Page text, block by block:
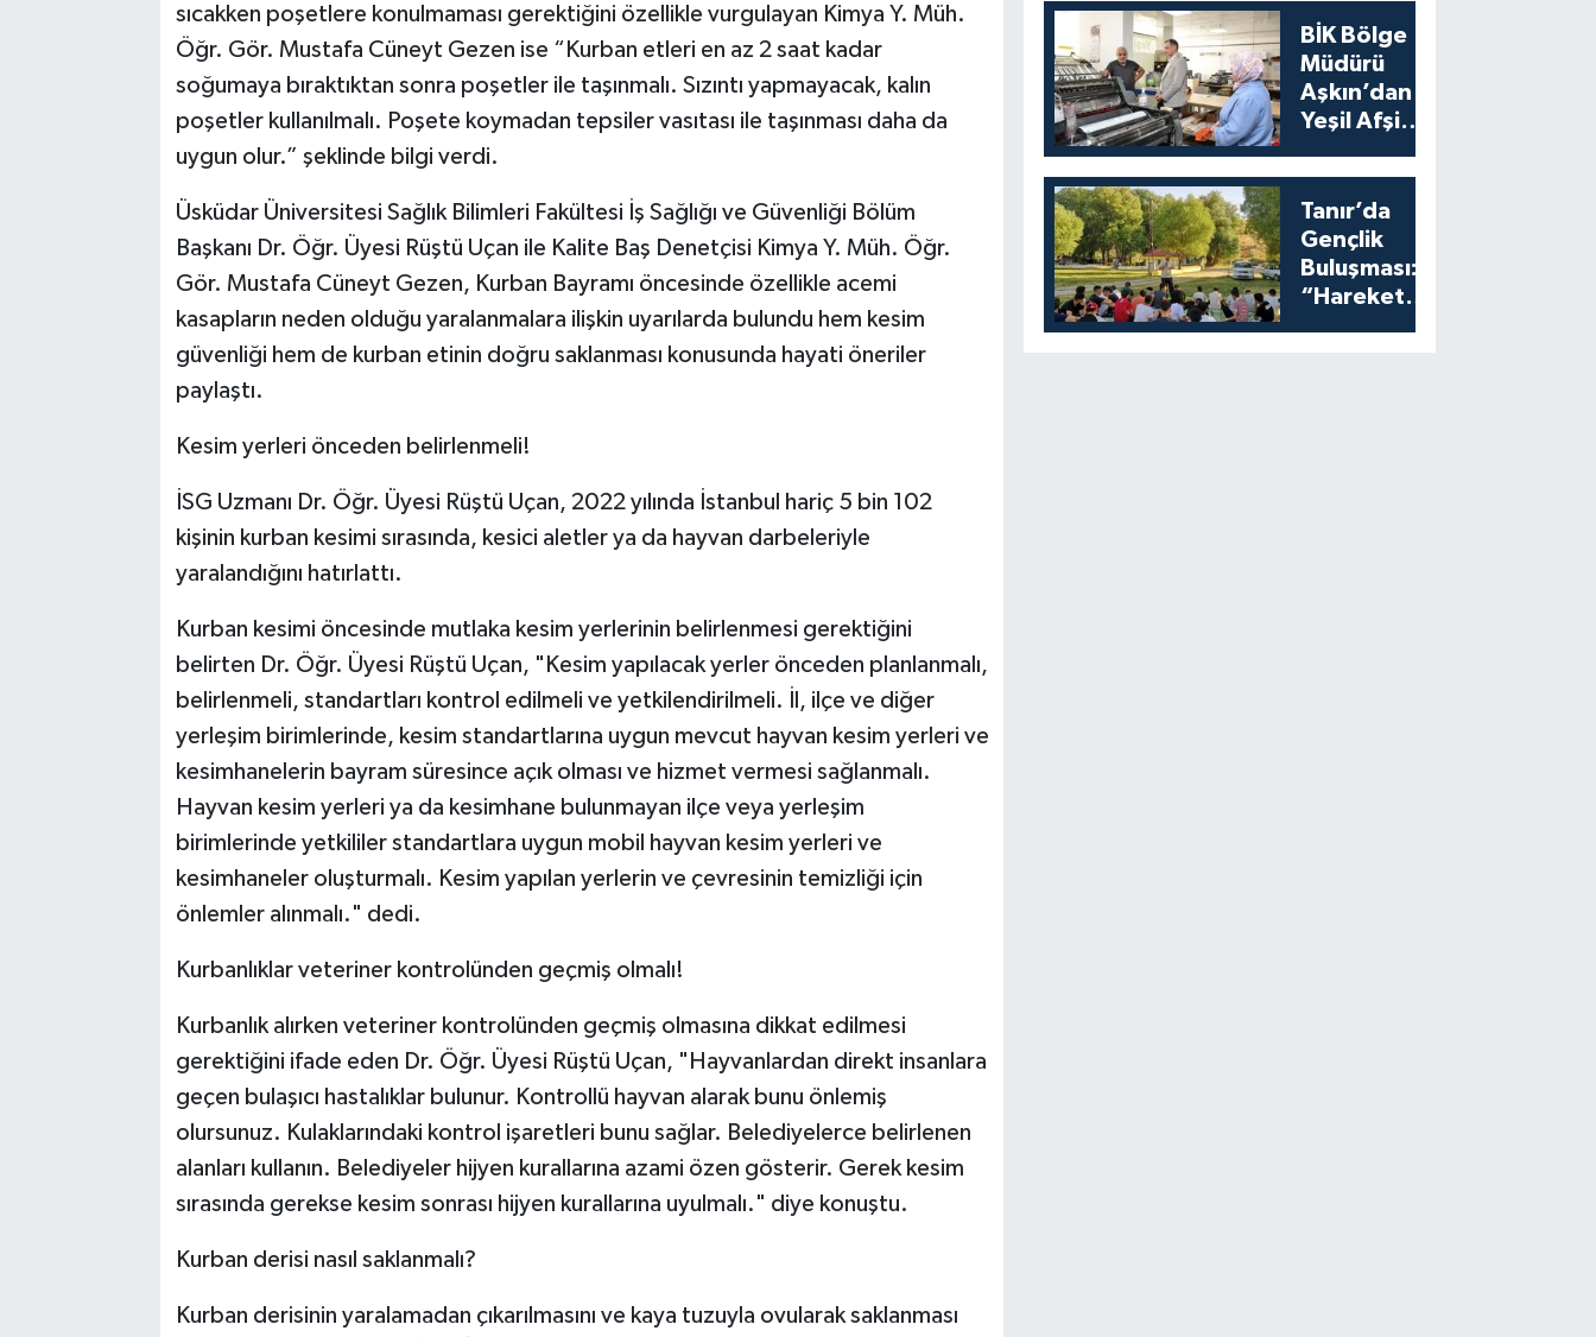
sıcakken poşetlere konulmaması gerektiğini özellikle vurgulayan Kimya Y. Müh.
Öğr. Gör. Mustafa Cüneyt Gezen ise “Kurban etleri en az 2 saat kadar
soğumaya bıraktıktan sonra poşetler ile taşınmalı. Sızıntı yapmayacak, kalın
poşetler kullanılmalı. Poşete koymadan tepsiler vasıtası ile taşınması daha da
uygun olur.” şeklinde bilgi verdi.
Üsküdar Üniversitesi Sağlık Bilimleri Fakültesi İş Sağlığı ve Güvenliği Bölüm
Başkanı Dr. Öğr. Üyesi Rüştü Uçan ile Kalite Baş Denetçisi Kimya Y. Müh. Öğr.
Gör. Mustafa Cüneyt Gezen, Kurban Bayramı öncesinde özellikle acemi
kasapların neden olduğu yaralanmalara ilişkin uyarılarda bulundu hem kesim
güvenliği hem de kurban etinin doğru saklanması konusunda hayati öneriler
paylaştı.
Kesim yerleri önceden belirlenmeli!
İSG Uzmanı Dr. Öğr. Üyesi Rüştü Uçan, 2022 yılında İstanbul hariç 5 bin 102
kişinin kurban kesimi sırasında, kesici aletler ya da hayvan darbeleriyle
yaralandığını hatırlattı.
Kurban kesimi öncesinde mutlaka kesim yerlerinin belirlenmesi gerektiğini
belirten Dr. Öğr. Üyesi Rüştü Uçan, "Kesim yapılacak yerler önceden planlanmalı,
belirlenmeli, standartları kontrol edilmeli ve yetkilendirilmeli. İl, ilçe ve diğer
yerleşim birimlerinde, kesim standartlarına uygun mevcut hayvan kesim yerleri ve
kesimhanelerin bayram süresince açık olması ve hizmet vermesi sağlanmalı.
Hayvan kesim yerleri ya da kesimhane bulunmayan ilçe veya yerleşim
birimlerinde yetkililer standartlara uygun mobil hayvan kesim yerleri ve
kesimhaneler oluşturmalı. Kesim yapılan yerlerin ve çevresinin temizliği için
önlemler alınmalı." dedi.
Kurbanlıklar veteriner kontrolünden geçmiş olmalı!
Kurbanlık alırken veteriner kontrolünden geçmiş olmasına dikkat edilmesi
gerektiğini ifade eden Dr. Öğr. Üyesi Rüştü Uçan, "Hayvanlardan direkt insanlara
geçen bulaşıcı hastalıklar bulunur. Kontrollü hayvan alarak bunu önlemiş
olursunuz. Kulaklarındaki kontrol işaretleri bunu sağlar. Belediyelerce belirlenen
alanları kullanın. Belediyeler hijyen kurallarına azami özen gösterir. Gerek kesim
sırasında gerekse kesim sonrası hijyen kurallarına uyulmalı." diye konuştu.
Kurban derisi nasıl saklanmalı?
Kurban derisinin yaralamadan çıkarılmasını ve kaya tuzuyla ovularak saklanması
BİK Bölge
Müdürü
Aşkın’dan
Yeşil Afşin
Ziyaret
Tanır’da
Gençlik
Buluşması:
“Harekete